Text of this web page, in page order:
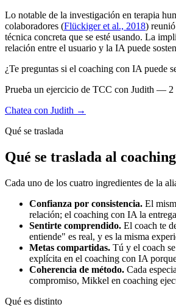
Lo notable de la investigación en terapia
colaboradores (Flückiger et al., 2018)
técnica concreta que se esté usando. La
relación entre el usuario y la IA puede
¿Te preguntas si el coaching con IA puede
Prueba un ejercicio de TCC con Judith — 2
Chatea con Judith →
Qué se traslada
Qué se traslada al
Cada uno de los cuatro ingredientes de la
Confianza por consistencia. El
relación; el coaching con IA la
Sentirte comprendido. El coach te
entiende" es real, y es la misma
Metas compartidas. Tú y el coach
explícita en el coaching con IA
Coherencia de método. Cada
compromiso, Mikkel en coaching
Qué es distinto